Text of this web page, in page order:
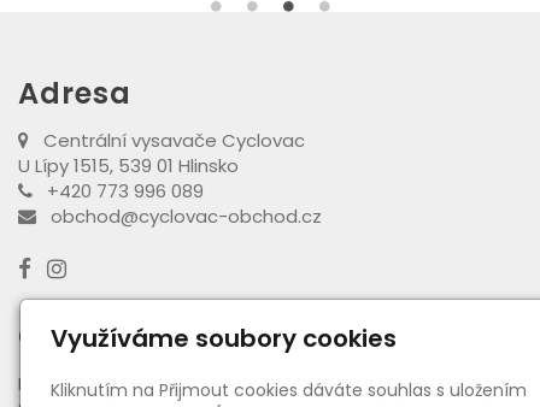
Adresa
Centrální vysavače Cyclovac
U Lípy 1515, 539 01 Hlinsko
+420 773 996 089
obchod@cyclovac-obchod.cz
Otevírací doba výdejny
PO - PÁ:08:00 - 16:30
Využíváme soubory cookies
Kliknutím na Přijmout cookies dáváte souhlas s uložením